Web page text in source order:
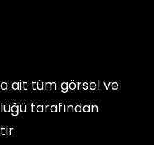
ait tüm görsel ve
tarafından